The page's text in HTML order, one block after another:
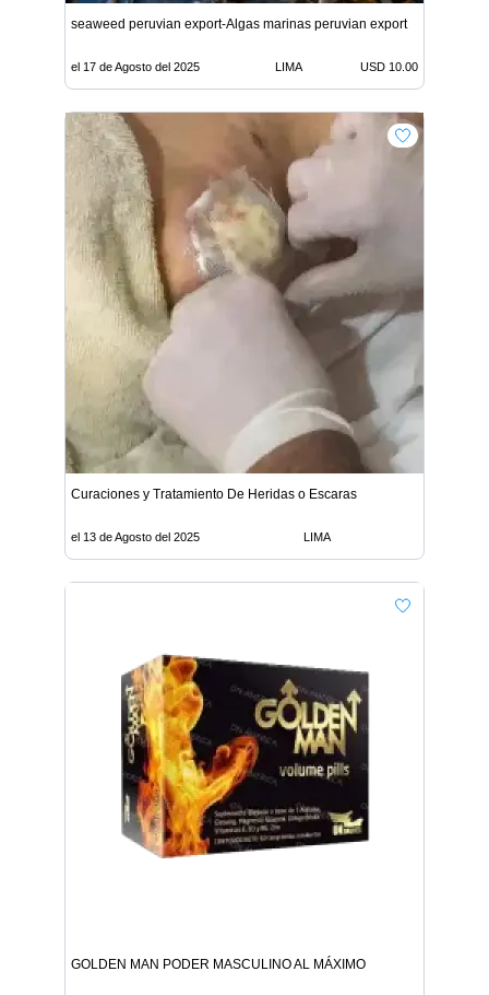
seaweed peruvian export-Algas marinas peruvian export
el 17 de Agosto del 2025 LIMA USD 10.00
Curaciones y Tratamiento De Heridas o Escaras
el 13 de Agosto del 2025 LIMA
GOLDEN MAN PODER MASCULINO AL MÁXIMO